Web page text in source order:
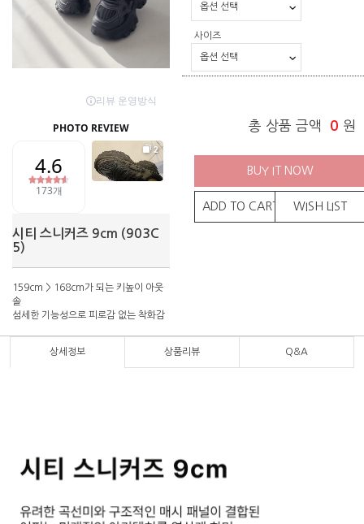
시티 스니커즈 9cm (903C
5)
159cm > 168cm가 되는 키높이 아웃
솔
섬세한 기능성으로 피로감 없는 착화감
사이즈
총 상품 금액 0 원
BUY IT NOW
ADD TO CART WISH LIST
상세정보 상품리뷰 Q&A